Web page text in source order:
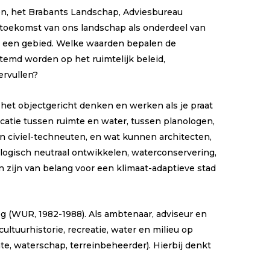
het Brabants Landschap, Adviesbureau
van ons landschap als onderdeel van
gebied. Welke waarden bepalen de
worden op het ruimtelijk beleid,
objectgericht denken en werken als je praat
tussen ruimte en water, tussen planologen,
civiel-techneuten, en wat kunnen architecten,
neutraal ontwikkelen, waterconservering,
van belang voor een klimaat-adaptieve stad
1982-1988). Als ambtenaar, adviseur en
recreatie, water en milieu op
waterschap, terreinbeheerder). Hierbij denkt